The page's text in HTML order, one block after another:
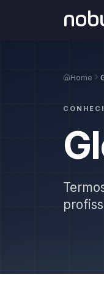
Home